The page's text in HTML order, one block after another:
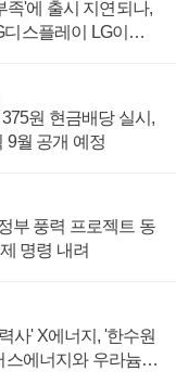
족'에 출시 지연되나,
스플레이 LG이노
원 현금배당 실시,
9월 공개 예정
부 풍력 프로젝트 동
명령 내려
사' X에너지, '한수원
스에너지와 우라늄